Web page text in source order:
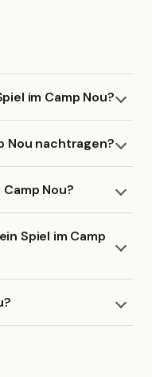
im Camp Nou?
Nou nachtragen?
Nou?
Spiel im Camp